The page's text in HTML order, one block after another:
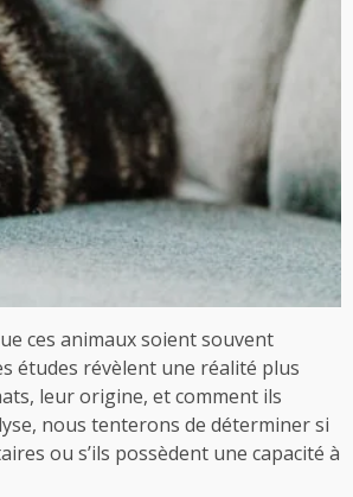
ces animaux soient souvent
études révèlent une réalité plus
leur origine, et comment ils
nous tenterons de déterminer si
ou s’ils possèdent une capacité à